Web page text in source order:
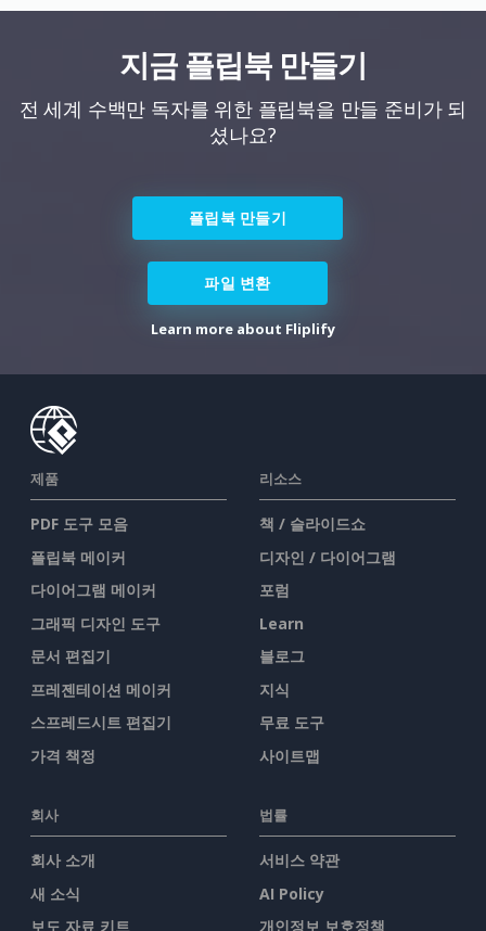
지금 플립북 만들기
전 세계 수백만 독자를 위한 플립북을 만들 준비가 되
셨나요?
플립북 만들기
파일 변환
Learn more about Fliplify
제품
PDF 도구 모음
플립북 메이커
다이어그램 메이커
그래픽 디자인 도구
문서 편집기
프레젠테이션 메이커
스프레드시트 편집기
가격 책정
리소스
책 / 슬라이드쇼
디자인 / 다이어그램
포럼
Learn
블로그
지식
무료 도구
사이트맵
회사
회사 소개
새 소식
보도 자료 키트
법률
서비스 약관
AI Policy
개인정보 보호정책